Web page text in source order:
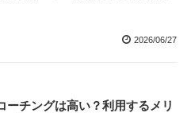
2026/06/27
ーチングは高い？利用するメリ